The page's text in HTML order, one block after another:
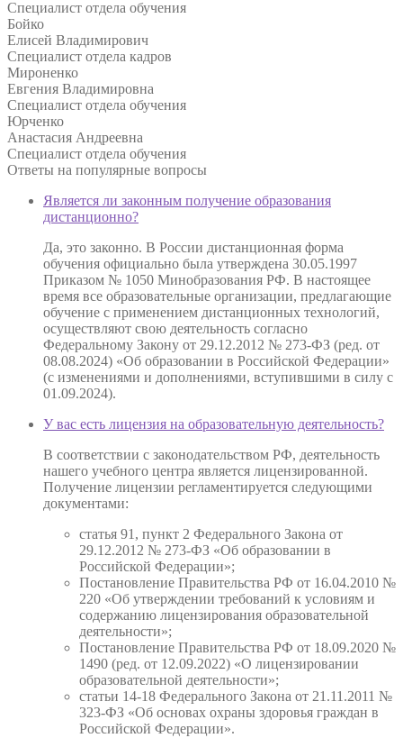
Специалист отдела обучения
Бойко
Елисей Владимирович
Специалист отдела кадров
Мироненко
Евгения Владимировна
Специалист отдела обучения
Юрченко
Анастасия Андреевна
Специалист отдела обучения
Ответы на популярные вопросы
Является ли законным получение образования
дистанционно?
Да, это законно. В России дистанционная форма
обучения официально была утверждена 30.05.1997
Приказом № 1050 Минобразования РФ. В настоящее
время все образовательные организации, предлагающие
обучение с применением дистанционных технологий,
осуществляют свою деятельность согласно
Федеральному Закону от 29.12.2012 № 273-ФЗ (ред. от
08.08.2024) «Об образовании в Российской Федерации»
(с изменениями и дополнениями, вступившими в силу с
01.09.2024).
У вас есть лицензия на образовательную деятельность?
В соответствии с законодательством РФ, деятельность
нашего учебного центра является лицензированной.
Получение лицензии регламентируется следующими
документами:
статья 91, пункт 2 Федерального Закона от
29.12.2012 № 273-ФЗ «Об образовании в
Российской Федерации»;
Постановление Правительства РФ от 16.04.2010 №
220 «Об утверждении требований к условиям и
содержанию лицензирования образовательной
деятельности»;
Постановление Правительства РФ от 18.09.2020 №
1490 (ред. от 12.09.2022) «О лицензировании
образовательной деятельности»;
статьи 14-18 Федерального Закона от 21.11.2011 №
323-ФЗ «Об основах охраны здоровья граждан в
Российской Федерации».